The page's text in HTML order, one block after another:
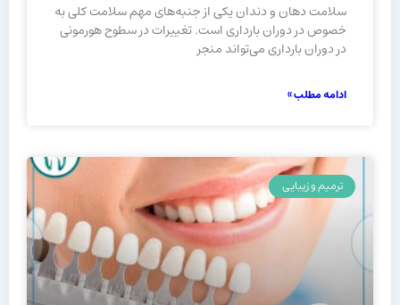
سلامت دهان و دندان یکی از جنبه‌های مهم سلامت کلی به
خصوص در دوران بارداری است. تغییرات در سطوح هورمونی
در دوران بارداری می‌تواند منجر
ادامه مطلب »
ترمیم و زیبایی